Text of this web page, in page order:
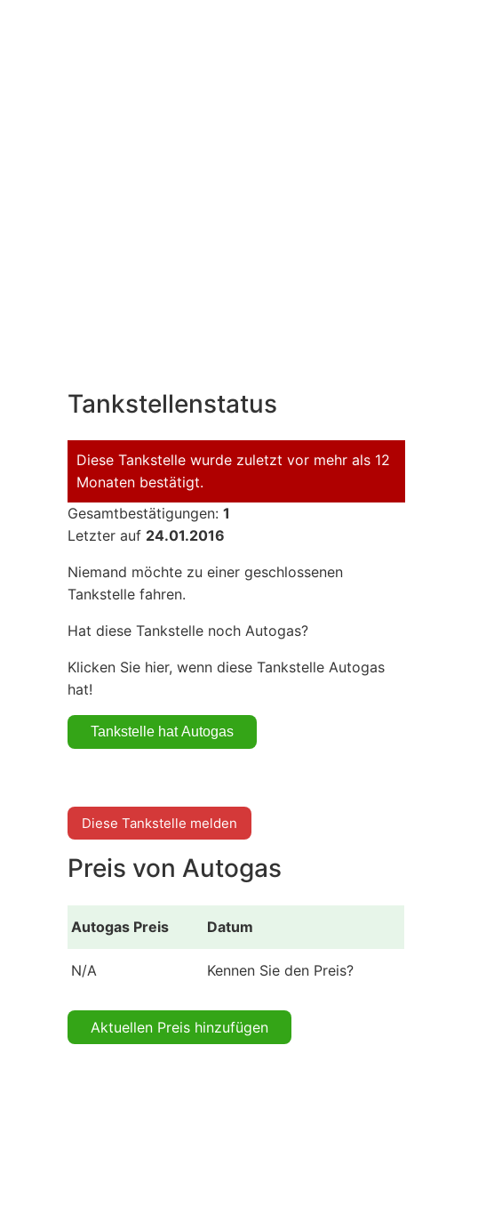
Tankstellenstatus
Diese Tankstelle wurde zuletzt vor mehr als 12
Monaten bestätigt.
Gesamtbestätigungen: 1
Letzter auf 24.01.2016
Niemand möchte zu einer geschlossenen
Tankstelle fahren.
Hat diese Tankstelle noch Autogas?
Klicken Sie hier, wenn diese Tankstelle Autogas
hat!
Diese Tankstelle melden
Preis von Autogas
Autogas Preis Datum
N/A Kennen Sie den Preis?
Aktuellen Preis hinzufügen